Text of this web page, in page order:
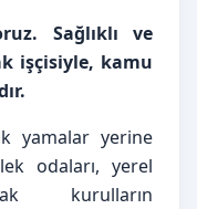
Sağlıklı ve
işçisiyle, kamu
yamalar yerine
odaları, yerel
kurulların